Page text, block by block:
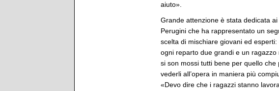
aiuto».
Grande attenzione è stata dedicata
Perugini che ha rappresentato un
scelta di mischiare giovani ed
ogni reparto due grandi e un ragazzo
si son mossi tutti bene per quello
vederli all’opera in maniera più
«Devo dire che i ragazzi stanno